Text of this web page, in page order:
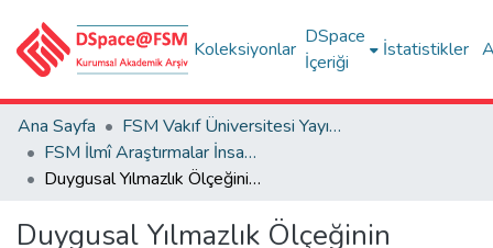
Koleksiyonlar
DSpace
İçeriği
İstatistikler
Ana Sayfa
FSM Vakıf Üniversitesi Yayınları / Publications of FSM Vakif University
FSM İlmî Araştırmalar İnsan ve Toplum Bilimleri Dergisi
Duygusal Yılmazlık Ölçeğinin Türkçeye Uyarlanması: Güvenirlik ve Geçerlik Çalışması
Duygusal Yılmazlık Ölçeğinin